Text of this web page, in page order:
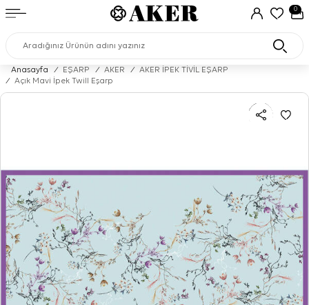
0
Anasayfa / EŞARP / AKER /
AKER İPEK TİVİL EŞARP
/
Açık Mavi İpek Twill Eşarp